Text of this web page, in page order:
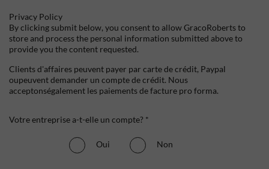
Privacy Policy
By clicking submit below, you consent to allow GracoRoberts to
store and process the personal information submitted above to
provide you the content requested.
Clients d'affaires peuvent payer par carte de crédit, Paypal
oupeuvent demander un compte de crédit. Nous
acceptonségalement les paiements de facture pro forma.
Votre entreprise a-t-elle un compte? *
Oui Non